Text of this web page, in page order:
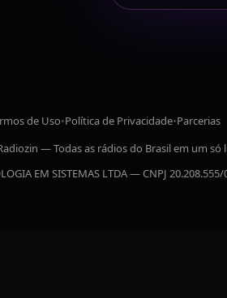
de Uso•Política de Privacidade•Parcerias
— Todas as rádios do Brasil em um só
EM SISTEMAS LTDA — CNPJ